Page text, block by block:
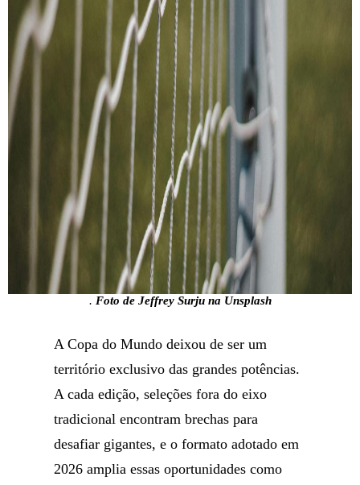
. Foto de Jeffrey Surju na Unsplash
A Copa do Mundo deixou de ser um
território exclusivo das grandes potências.
A cada edição, seleções fora do eixo
tradicional encontram brechas para
desafiar gigantes, e o formato adotado em
2026 amplia essas oportunidades como